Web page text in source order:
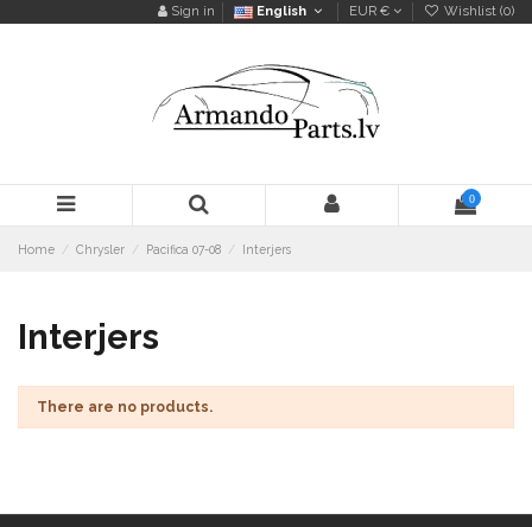
Sign in English EUR € Wishlist (0)
0
Home Chrysler Pacifica 07-08 Interjers
Interjers
There are no products.